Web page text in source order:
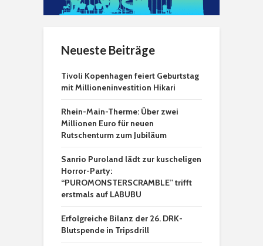
Neueste Beiträge
Tivoli Kopenhagen feiert Geburtstag
mit Millioneninvestition Hikari
Rhein-Main-Therme: Über zwei
Millionen Euro für neuen
Rutschenturm zum Jubiläum
Sanrio Puroland lädt zur kuscheligen
Horror-Party:
“PUROMONSTERSCRAMBLE” trifft
erstmals auf LABUBU
Erfolgreiche Bilanz der 26. DRK-
Blutspende in Tripsdrill